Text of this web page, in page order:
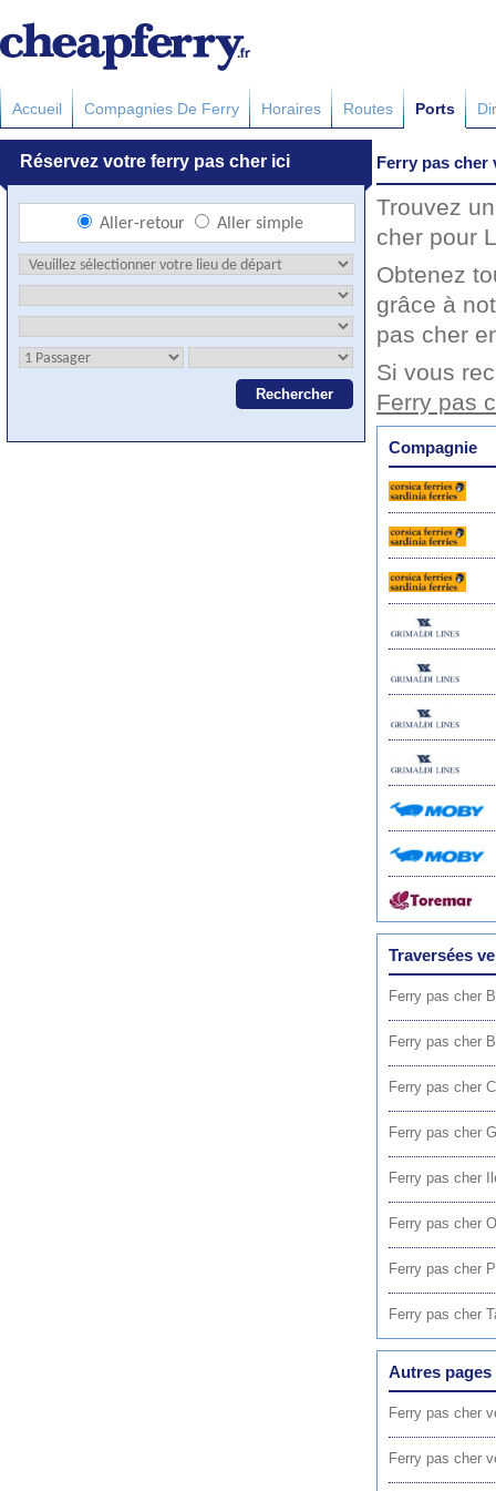
Accueil Compagnies De Ferry Horaires Routes Ports
Ferry pas cher
Trouvez
cher pour
Obtenez
grâce à
pas cher
Si vous
Ferry pas
Compagnie
Traversées
Ferry pas cher
Ferry pas cher
Ferry pas cher
Ferry pas cher
Ferry pas cher
Ferry pas cher
Ferry pas cher
Ferry pas cher
Autres pages
Ferry pas cher
Ferry pas cher